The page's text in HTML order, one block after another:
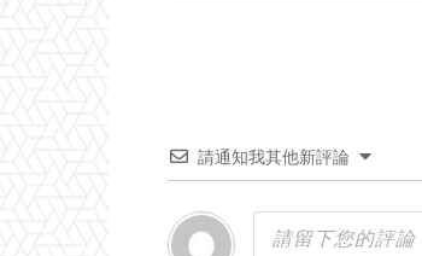
請通知我其他新評論